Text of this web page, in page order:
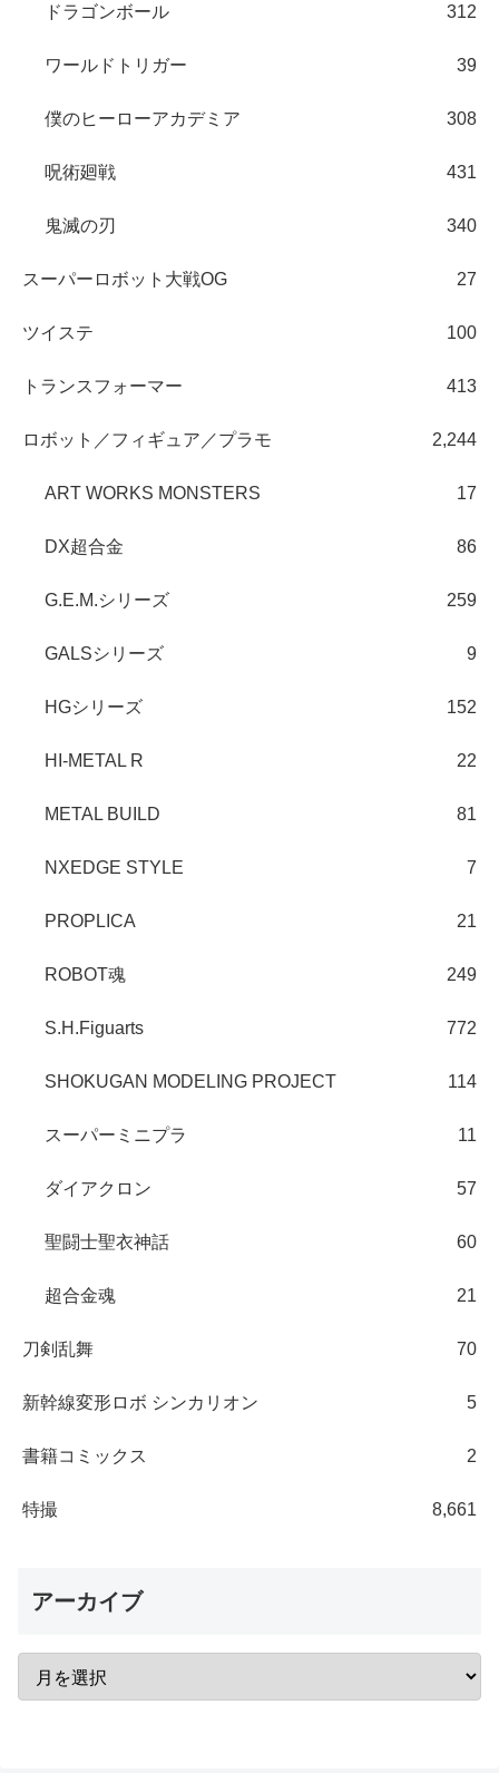
ドラゴンボール 312
ワールドトリガー 39
僕のヒーローアカデミア 308
呪術廻戦 431
鬼滅の刃 340
スーパーロボット大戦OG 27
ツイステ 100
トランスフォーマー 413
ロボット／フィギュア／プラモ 2,244
ART WORKS MONSTERS 17
DX超合金 86
G.E.M.シリーズ 259
GALSシリーズ 9
HGシリーズ 152
HI-METAL R 22
METAL BUILD 81
NXEDGE STYLE 7
PROPLICA 21
ROBOT魂 249
S.H.Figuarts 772
SHOKUGAN MODELING PROJECT 114
スーパーミニプラ 11
ダイアクロン 57
聖闘士聖衣神話 60
超合金魂 21
刀剣乱舞 70
新幹線変形ロボ シンカリオン 5
書籍コミックス 2
特撮 8,661
アーカイブ